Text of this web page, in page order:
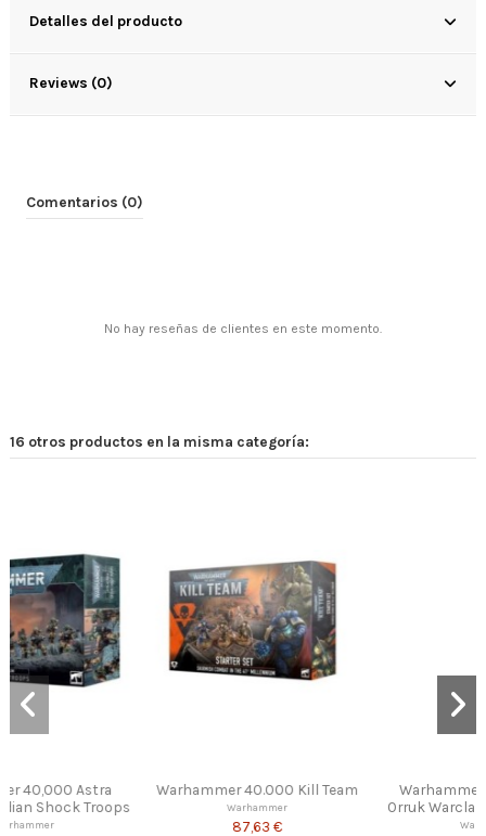
Detalles del producto
Reviews (0)
Comentarios (0)
No hay reseñas de clientes en este momento.
16 otros productos en la misma categoría:
Kill Team
Warhammer Age of Sigmar
Orruk Warclans Orruk Ardboys
Warhammer
Warhammer
Termagants and
and Paints